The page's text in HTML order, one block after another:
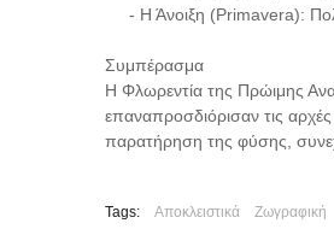
- Η Άνοιξη (Primavera):
Συμπέρασμα
Η Φλωρεντία της Πρώιμης
επαναπροσδιόρισαν τις
παρατήρηση της φύσης,
Tags: Αποκλειστικά Ζωγραφική